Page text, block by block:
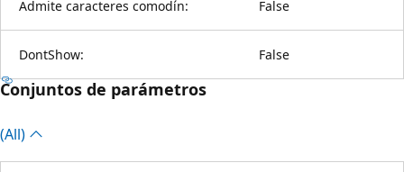
Admite caracteres comodín: False
DontShow: False
Conjuntos de parámetros
(All)